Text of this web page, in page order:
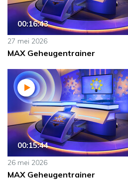
00:16:43
27 mei 2026
MAX Geheugentrainer
00:15:44
26 mei 2026
MAX Geheugentrainer